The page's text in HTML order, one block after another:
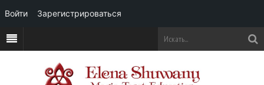
Войти Зарегистрироваться